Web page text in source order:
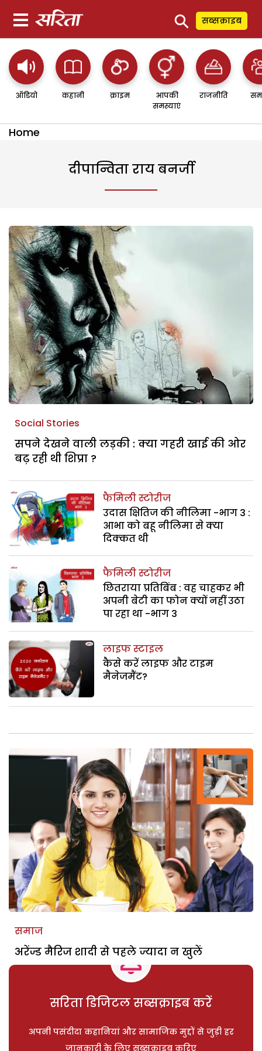
⚲ सब्सक्राइब
ऑडियो कहानी क्राइम
आपकी
समस्याएं
राजनीति
Home
दीपान्विता राय बनर्जी
Social Stories
सपने देखने वाली लड़की : क्या गहरी खाई की ओर
बढ़ रही थी शिप्रा ?
फैमिली स्टोरीज
उदास क्षितिज की नीलिमा -भाग 3 :
आभा को बहू नीलिमा से क्या
दिक्कत थी
फैमिली स्टोरीज
छितराया प्रतिबिंब : वह चाहकर भी
अपनी बेटी का फोन क्यों नहीं उठा
पा रहा था -भाग 3
लाइफ स्टाइल
कैसे करें लाइफ और टाइम
मैनेजमैंट?
समाज
अरेंज्ड मैरिज शादी से पहले ज्यादा न खुलें
सरिता डिजिटल सब्सक्राइब करें
अपनी पसंदीदा कहानियां और सामाजिक मुद्दों से जुड़ी हर
जानकारी के लिए सब्सक्राइब करिए